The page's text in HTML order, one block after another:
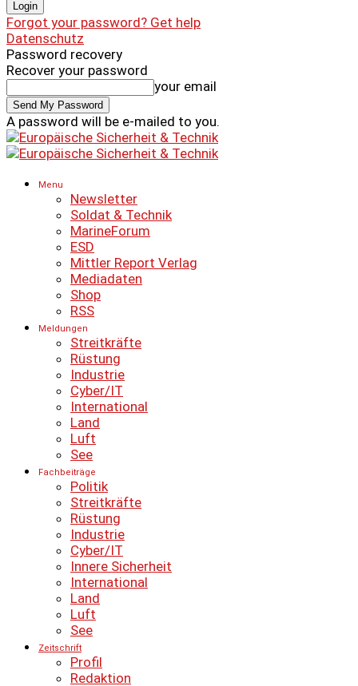
Forgot your password? Get help
Datenschutz
Password recovery
Recover your password
your email
A password will be e-mailed to you.
Menu
Newsletter
Soldat & Technik
MarineForum
ESD
Mittler Report Verlag
Mediadaten
Shop
RSS
Meldungen
Streitkräfte
Rüstung
Industrie
Cyber/IT
International
Land
Luft
See
Fachbeiträge
Politik
Streitkräfte
Rüstung
Industrie
Cyber/IT
Innere Sicherheit
International
Land
Luft
See
Zeitschrift
Profil
Redaktion